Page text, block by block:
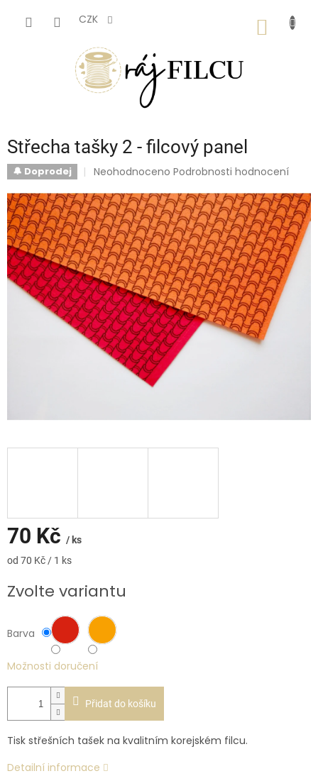
CZK
Střecha tašky 2 - filcový panel
🔔 Doprodej
Průměrné
produktu
je
0,0
z
5
hvězdiček.
Neohodnoceno Podrobnosti hodnocení
70 Kč / ks
Měrná
od 70 Kč / 1 ks
Zvolte variantu
Barva
Možnosti doručení
Přidat do košíku
Tisk střešních tašek na kvalitním korejském filcu.
Detailní informace